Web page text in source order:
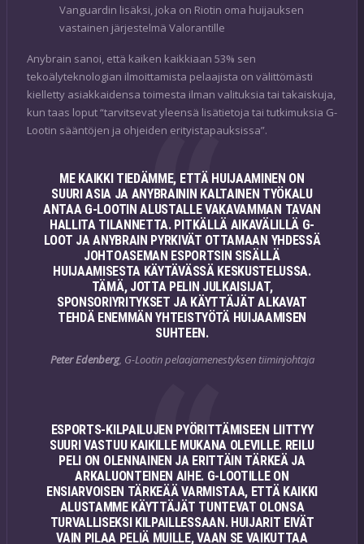
Vanguardin lisäksi, joka on Riotin oma huijauksen
vastainen järjestelmä Valorantille
Anybrain sanoi, että kaiken kaikkiaan 53% sen
tekoälyteknologian ilmoittamista pelaajista on välittömästi
kielletty asiakkaidensa toimesta ilman valituksia tai takaiskuja,
kun taas loput “tarvitsevat yleensä lisätietoja tai tutkimuksia G-
Lootin sääntöjen ja ohjeiden erityistapauksissa”.
ME KAIKKI TIEDÄMME, ETTÄ HUIJAAMINEN ON
SUURI ASIA JA ANYBRAININ KALTAINEN TYÖKALU
ANTAA G-LOOTIN ALUSTALLE VAKAVAMMAN TAVAN
HALLITA TILANNETTA. PITKÄLLÄ AIKAVÄLILLÄ G-
LOOT JA ANYBRAIN PYRKIVÄT OTTAMAAN YHDESSÄ
JOHTOASEMAN ESPORTSIN SISÄLLÄ
HUIJAAMISESTA KÄYTÄVÄSSÄ KESKUSTELUSSA.
TÄMÄ, JOTTA PELIN JULKAISIJAT,
SPONSORIYRITYKSET JA KÄYTTÄJÄT ALKAVAT
TEHDÄ ENEMMÄN YHTEISTYÖTÄ HUIJAAMISEN
SUHTEEN.
Peter Edenberg, G-Lootin pelaajamenestyksen tiiminjohtaja
ESPORTS-KILPAILUJEN PYÖRITTÄMISEEN LIITTYY
SUURI VASTUU KAIKILLE MUKANA OLEVILLE. REILU
PELI ON OLENNAINEN JA ERITTÄIN TÄRKEÄ JA
ARKALUONTEINEN AIHE. G-LOOTILLE ON
ENSIARVOISEN TÄRKEÄÄ VARMISTAA, ETTÄ KAIKKI
ALUSTAMME KÄYTTÄJÄT TUNTEVAT OLONSA
TURVALLISEKSI KILPAILLESSAAN. HUIJARIT EIVÄT
VAIN PILAA PELIÄ MUILLE, VAAN SE VAIKUTTAA